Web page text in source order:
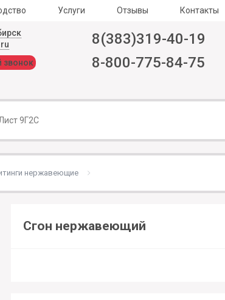
Услуги Отзывы Контакты
звонок
8(383)319-40-19
8-800-775-84-75
нержавеющие
Сгон нержавеющий